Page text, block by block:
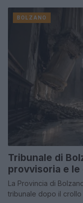
BOLZANO
Tribunale di
provvisoria e
La Provincia di
tribunale dopo il